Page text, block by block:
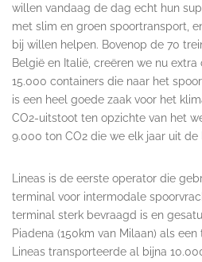
willen vandaag de dag echt hun
met slim en groen spoortransport,
bij willen helpen. Bovenop de 70
België en Italië, creëren we nu
15.000 containers die naar het
is een heel goede zaak voor het
CO2-uitstoot ten opzichte van het
9.000 ton CO2 die we elk jaar uit de
Lineas is de eerste operator die
terminal voor intermodale
terminal sterk bevraagd is en
Piadena (150km van Milaan) als
Lineas transporteerde al bijna